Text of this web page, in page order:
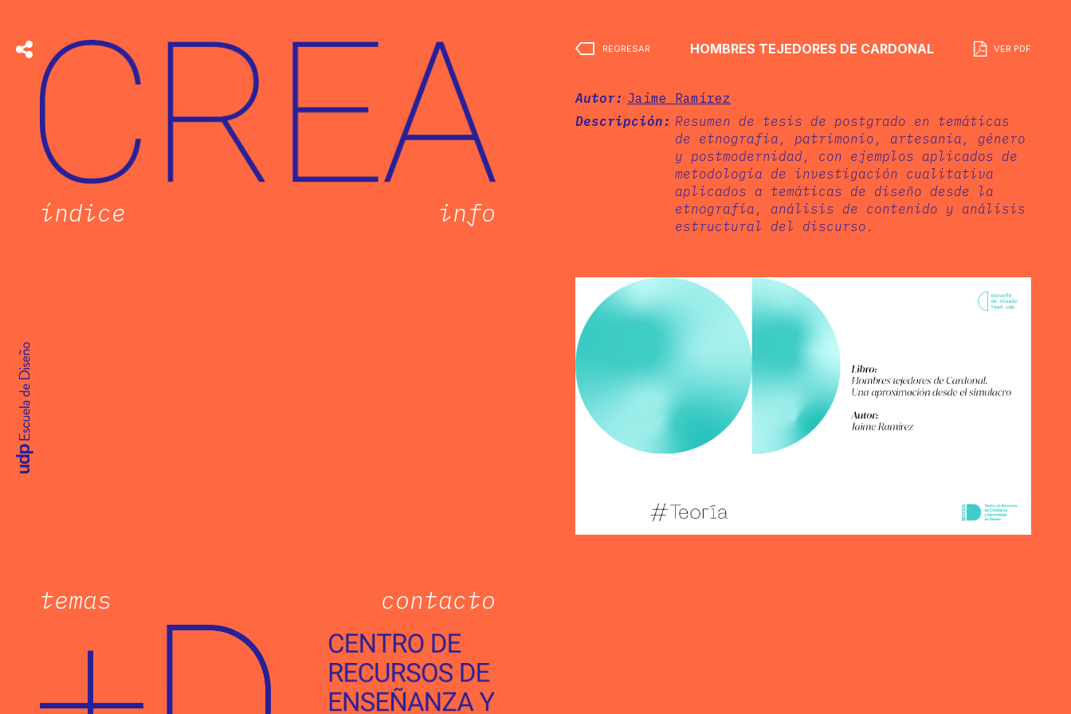
índice info
REGRESAR HOMBRES TEJEDORES DE CARDONAL VER PDF
Autor: Jaime Ramírez
Descripción: Resumen de tesis de postgrado en temáticas
de etnografía, patrimonio, artesanía, género
y postmodernidad, con ejemplos aplicados de
metodología de investigación cualitativa
aplicados a temáticas de diseño desde la
etnografía, análisis de contenido y análisis
estructural del discurso.
temas contacto